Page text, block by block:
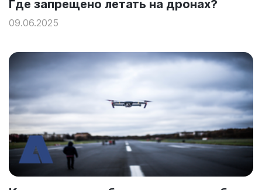
Где запрещено летать на дронах?
09.06.2025